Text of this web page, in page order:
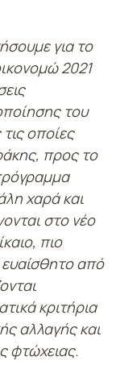
για το
2021
του
οποίες
προς το
χαρά και
στο νέο
πιο
ευαίσθητο από
κριτήρια
αλλαγής και
φτώχειας.